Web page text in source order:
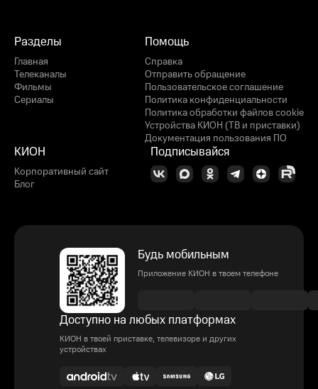
Разделы
Главная
Телеканалы
Фильмы
Сериалы
Помощь
Справка
Отправить обращение
Пользовательское соглашение
Политика конфиденциальности
Политика обработки файлов cookie
Устройства КИОН (ТВ и приставки)
Документация пользования ПО
КИОН
Корпоративный сайт
Блог
Подписывайся
Будь мобильным
Приложение КИОН в твоем телефоне
Доступно на любых платформах
КИОН в твоей приставке, телевизоре и других
устройствах